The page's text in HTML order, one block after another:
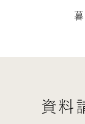
資料